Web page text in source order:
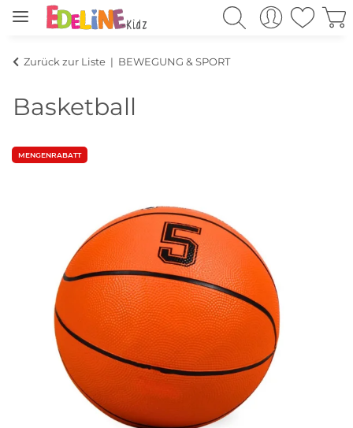
Zurück zur Liste BEWEGUNG & SPORT
Basketball
MENGENRABATT